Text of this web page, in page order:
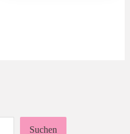
Suchen